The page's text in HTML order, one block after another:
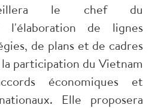
le chef du
l'élaboration de lignes
de plans et de cadres
participation du Vietnam
économiques et
Elle proposera